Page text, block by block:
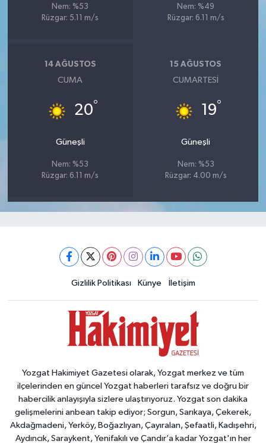
Nem: %53
Rüzgar: 5.11 m/s
Nem: %49
Rüzgar: 6.11 m/s
14 AĞUSTOS
CUMA
20°
Güneşli
Nem: %53
Rüzgar: 6.11 m/s
15 AĞUSTOS
CUMARTESI
19°
Güneşli
Nem: %53
Rüzgar: 4.00 m/s
Gizlilik Politikası Künye İletişim
Yozgat Hakimiyet Gazetesi olarak, Yozgat merkez ve tüm
ilçelerinden en güncel Yozgat haberleri tarafsız ve doğru bir
habercilik anlayışıyla sizlere ulaştırıyoruz. Yozgat son dakika
gelişmelerini anbean takip ediyor; Sorgun, Sarıkaya, Çekerek,
Akdağmadeni, Yerköy, Boğazlıyan, Çayıralan, Şefaatli, Kadışehri,
Aydıncık, Saraykent, Yenifakılı ve Çandır’a kadar Yozgat'ın her